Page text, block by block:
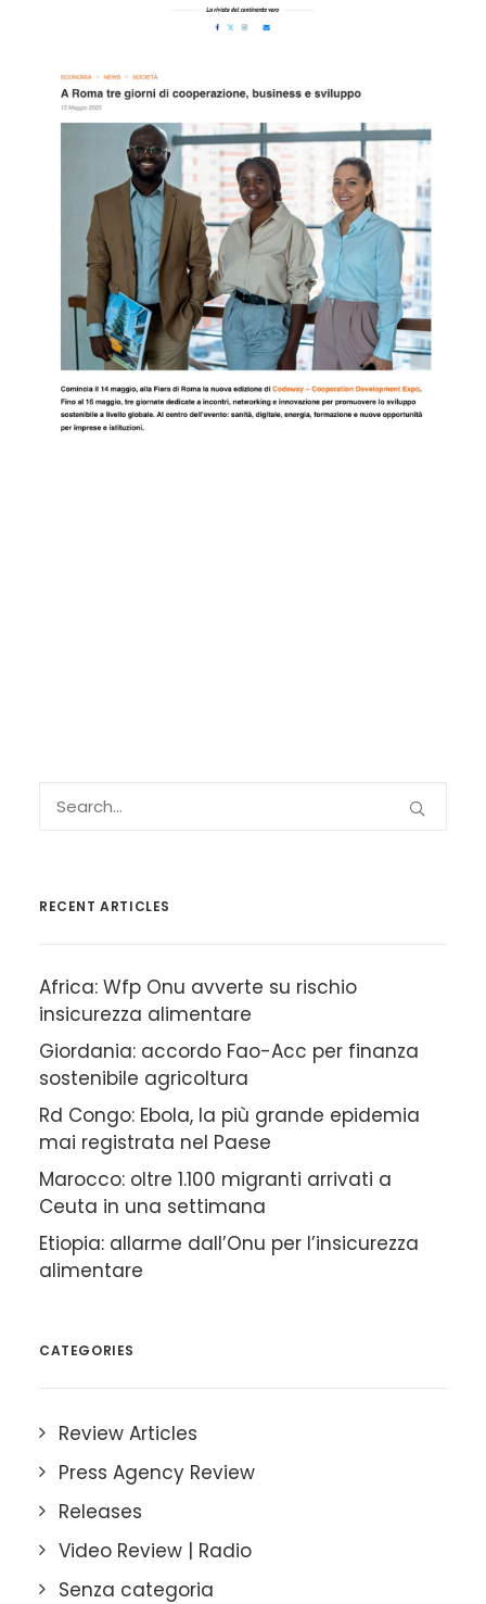
RECENT ARTICLES
Africa: Wfp Onu avverte su rischio
insicurezza alimentare
Giordania: accordo Fao-Acc per finanza
sostenibile agricoltura
Rd Congo: Ebola, la più grande epidemia
mai registrata nel Paese
Marocco: oltre 1.100 migranti arrivati a
Ceuta in una settimana
Etiopia: allarme dall’Onu per l’insicurezza
alimentare
CATEGORIES
Review Articles
Press Agency Review
Releases
Video Review | Radio
Senza categoria